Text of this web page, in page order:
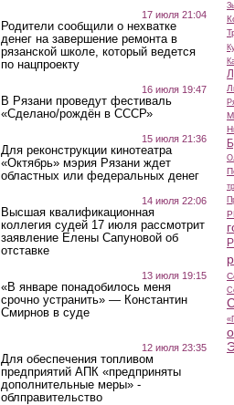
17 июля 21:04
Родители сообщили о нехватке
денег на завершение ремонта в
рязанской школе, который ведется
по нацпроекту
16 июля 19:47
В Рязани проведут фестиваль
«Сделано/рождён в СССР»
15 июля 21:36
Для реконструкции кинотеатра
«Октябрь» мэрия Рязани ждет
областных или федеральных денег
14 июля 22:06
Высшая квалификационная
коллегия судей 17 июля рассмотрит
заявление Елены Сапуновой об
отставке
13 июля 19:15
«В январе понадобилось меня
срочно устранить» — Константин
Смирнов в суде
12 июля 23:35
Для обеспечения топливом
предприятий АПК «предприняты
дополнительные меры» -
облправительство